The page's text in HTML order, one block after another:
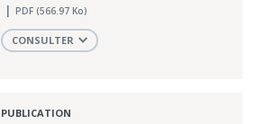
PDF (566.97 Ko)
CONSULTER
PUBLICATION